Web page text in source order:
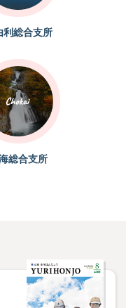
利総合支所
総合支所